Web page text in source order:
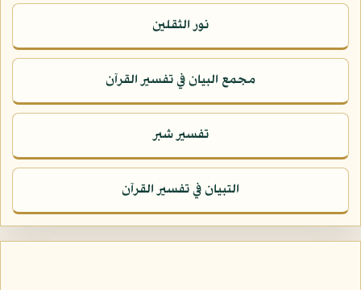
نور الثقلين
مجمع البيان في تفسير القرآن
تفسير شبر
التبيان في تفسير القرآن